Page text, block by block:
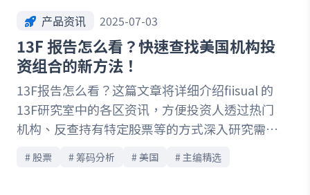
产品资讯 2025-07-03
13F 报告怎么看？快速查找美国机构投
资组合的新方法！
13F报告怎么看？这篇文章将详细介绍fiisual 的
13F研究室中的各区资讯，方便投资人透过热门
机构、反查持有特定股票等的方式深入研究需要
持股清单、持股变化，以及各机构持仓产业的比
# 股票 # 筹码分析 # 美国 # 主编精选